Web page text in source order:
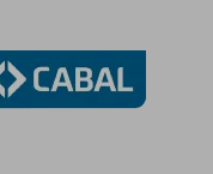
50%
dcto.